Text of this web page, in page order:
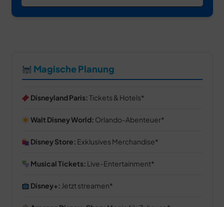
Magische Planung
Disneyland Paris:Tickets & Hotels
Walt Disney World: Orlando-Abenteuer
Disney Store: Exklusives Merchandise
Musical Tickets: Live-Entertainment
Disney+: Jetzt streamen